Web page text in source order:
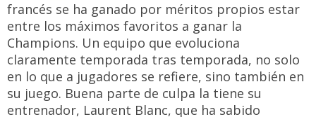
francés se ha ganado por méritos propios estar
entre los máximos favoritos a ganar la
Champions. Un equipo que evoluciona
claramente temporada tras temporada, no solo
en lo que a jugadores se refiere, sino también en
su juego. Buena parte de culpa la tiene su
entrenador, Laurent Blanc, que ha sabido